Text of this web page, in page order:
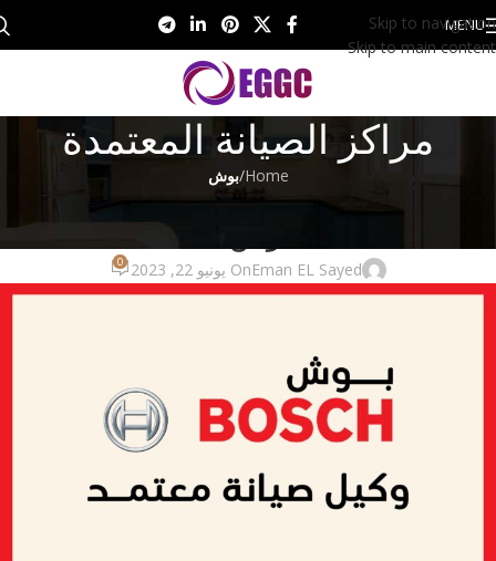
Skip to navigation
Skip to main content
MENU
مراكز الصيانة المعتمدة
Home
/بوش
بوش
Eman EL SayedOn يونيو 22, 2023 0